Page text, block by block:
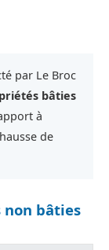
par Le Broc
bâties
à
de
non bâties